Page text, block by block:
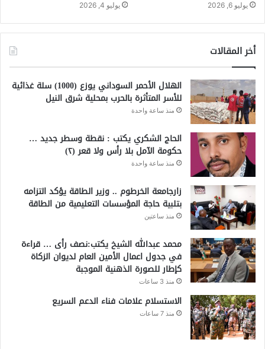
يوليو 6, 2026 يوليو 4, 2026
أخر المقالات
الهلال الأحمر السوداني يوزع (1000) سلة غذائية
للأسر المتأثرة بالحرب بمحلية شرق النيل
منذ ساعة واحدة
الحاج الشكري يكتب : نقطة وسطر جديد …
حكومة الآمل بلا رأس ولا قعر (٢)
منذ ساعة واحدة
زارجامعة الخرطوم .. وزير الطاقة يؤكد التزامه
بتلبية حاجة المؤسسات التعليمية من الطاقة
منذ ساعتين
محمد عبدالله الشيخ يكتب:نصف رأى … قراءة
في جدول اعمال الأمين العام لديوان الزكاة
كإطار للصورة الذهنية الموجبة
منذ 3 ساعات
الاستسلام علامات فناء الدعم السريع
منذ 7 ساعات